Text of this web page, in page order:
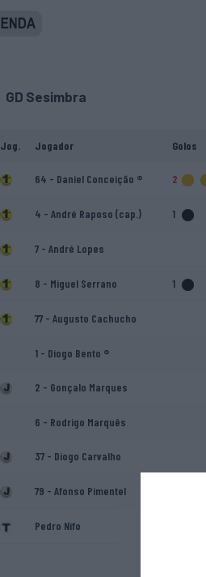
GD Sesimbra
Jog. Jogador Golos
64 - Daniel Conceição ® 2
4 - André Raposo (cap.) 1
7 - André Lopes
8 - Miguel Serrano 1
77 - Augusto Cachucho
1 - Diogo Bento ®
2 - Gonçalo Marques
6 - Rodrigo Marquês
37 - Diogo Carvalho
79 - Afonso Pimentel
Pedro Nifo